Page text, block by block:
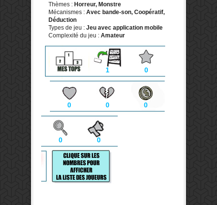
Thèmes : Horreur, Monstre
Mécanismes : Avec bande-son, Coopératif,
Déduction
Types de jeu : Jeu avec application mobile
Complexité du jeu : Amateur
1 0
0 0 0
0 0